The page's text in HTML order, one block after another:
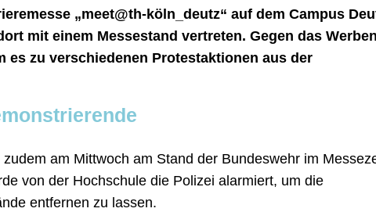
„meet@th-köln_deutz“ auf dem Campus
mit einem Messestand vertreten. Gegen das
es zu verschiedenen Protestaktionen aus der
am Mittwoch am Stand der Bundeswehr im
von der Hochschule die Polizei alarmiert, um die
entfernen zu lassen.